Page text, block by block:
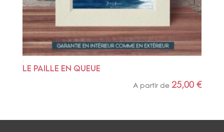
LE PAILLE EN QUEUE
A partir de25,00€